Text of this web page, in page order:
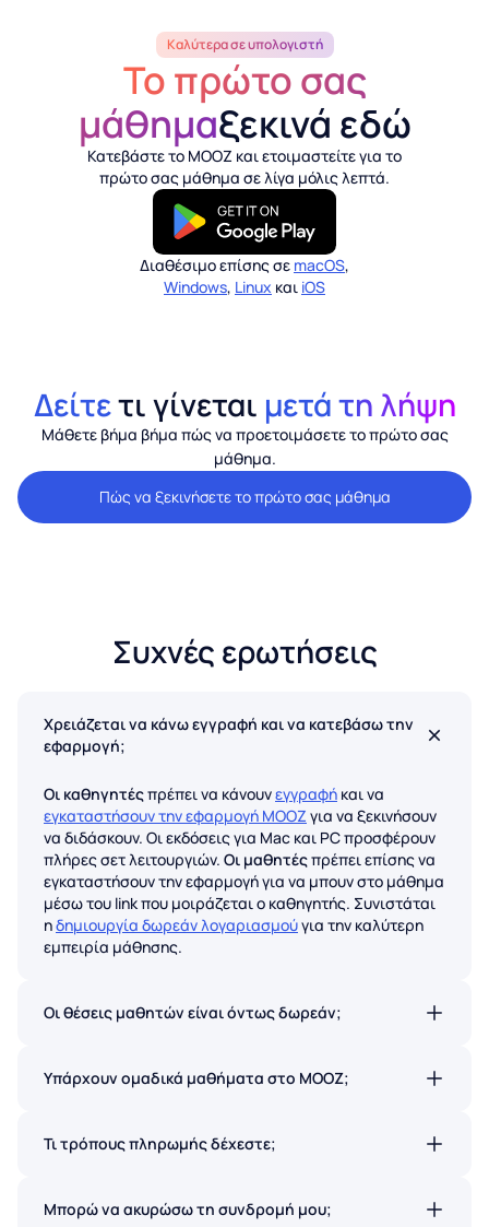
Καλύτερα σε υπολογιστή
Το πρώτο σας
μάθημαξεκινά εδώ
Κατεβάστε το MOOZ και ετοιμαστείτε για το
πρώτο σας μάθημα σε λίγα μόλις λεπτά.
Διαθέσιμο επίσης σε macOS,
Windows, Linux και iOS
Δείτετι γίνεται μετά τη λήψη
Μάθετε βήμα βήμα πώς να προετοιμάσετε το πρώτο σας
μάθημα.
Πώς να ξεκινήσετε το πρώτο σας μάθημα
Συχνές ερωτήσεις
Χρειάζεται να κάνω εγγραφή και να κατεβάσω την
εφαρμογή;
Οι καθηγητέςπρέπει να κάνουνεγγραφή και να
εγκαταστήσουν την εφαρμογή MOOZ για να ξεκινήσουν
να διδάσκουν. Οι εκδόσεις για Mac και PC προσφέρουν
πλήρες σετ λειτουργιών. Οι μαθητέςπρέπει επίσης να
εγκαταστήσουν την εφαρμογή για να μπουν στο μάθημα
μέσω του link που μοιράζεται ο καθηγητής. Συνιστάται
ηδημιουργία δωρεάν λογαριασμούγια την καλύτερη
εμπειρία μάθησης.
Οι θέσεις μαθητών είναι όντως δωρεάν;
μπουν σε μάθημα στο MOOZ. Χωρίς κρυφές χρεώσεις.
Υπάρχουν ομαδικά μαθήματα στο MOOZ;
όλα τα πλάνα MOOZ.
Τι τρόπους πληρωμής δέχεστε;
κάρτες μέσω Stripe. Μπορείτε επίσης να πληρώσετε
Μπορώ να ακυρώσω τη συνδρομή μου;